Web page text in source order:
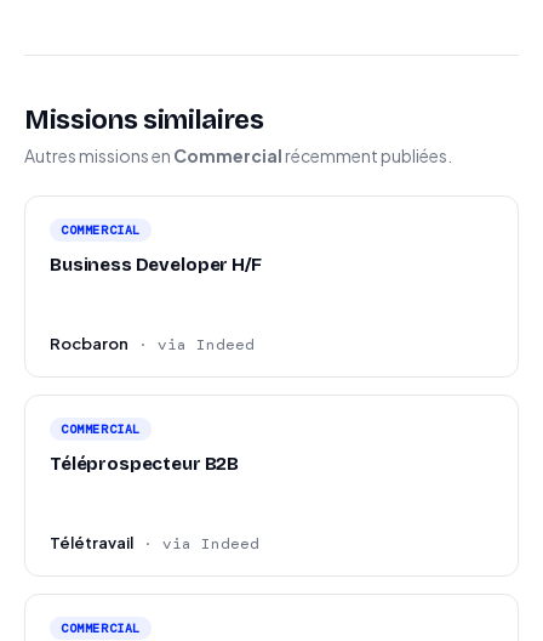
Missions similaires
Autres missions en Commercial récemment publiées.
COMMERCIAL
Business Developer H/F
Rocbaron · via Indeed
COMMERCIAL
Téléprospecteur B2B
Télétravail · via Indeed
COMMERCIAL